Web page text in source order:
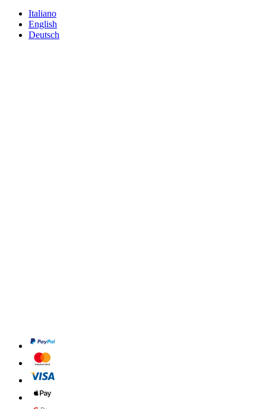
Italiano
English
Deutsch